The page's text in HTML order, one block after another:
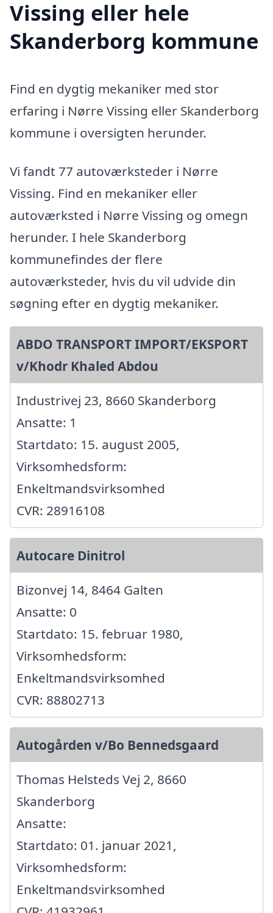
Vissing eller hele
Skanderborg kommune
Find en dygtig mekaniker med stor
erfaring i Nørre Vissing eller Skanderborg
kommune i oversigten herunder.
Vi fandt 77 autoværksteder i Nørre
Vissing. Find en mekaniker eller
autoværksted i Nørre Vissing og omegn
herunder. I hele Skanderborg
kommunefindes der flere
autoværksteder, hvis du vil udvide din
søgning efter en dygtig mekaniker.
ABDO TRANSPORT IMPORT/EKSPORT
v/Khodr Khaled Abdou
Industrivej 23, 8660 Skanderborg
Ansatte: 1
Startdato: 15. august 2005,
Virksomhedsform:
Enkeltmandsvirksomhed
CVR: 28916108
Autocare Dinitrol
Bizonvej 14, 8464 Galten
Ansatte: 0
Startdato: 15. februar 1980,
Virksomhedsform:
Enkeltmandsvirksomhed
CVR: 88802713
Autogården v/Bo Bennedsgaard
Thomas Helsteds Vej 2, 8660
Skanderborg
Ansatte:
Startdato: 01. januar 2021,
Virksomhedsform:
Enkeltmandsvirksomhed